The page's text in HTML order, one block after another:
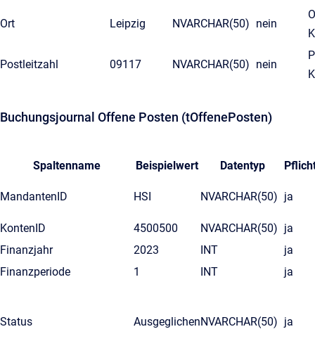
Ort Leipzig NVARCHAR(50) nein
Postleitzahl 09117 NVARCHAR(50) nein
Buchungsjournal Offene Posten (tOffenePosten)
Spaltenname Beispielwert Datentyp
MandantenID HSI NVARCHAR(50) ja
KontenID 4500500 NVARCHAR(50) ja
Finanzjahr
2023 INT
ja
Finanzperiode
1 INT ja
Status AusgeglichenNVARCHAR(50) ja